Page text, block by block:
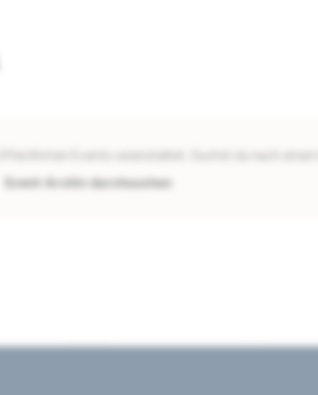
Event-Archiv durchsuchen